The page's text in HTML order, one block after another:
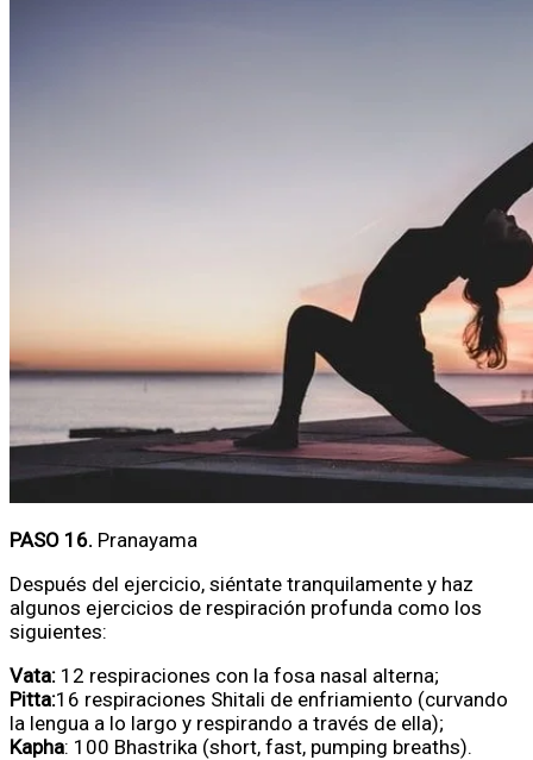
PASO 16. Pranayama
Después del ejercicio, siéntate tranquilamente y haz
algunos ejercicios de respiración profunda como los
siguientes:
Vata: 12 respiraciones con la fosa nasal alterna;
Pitta:16 respiraciones Shitali de enfriamiento (curvando
la lengua a lo largo y respirando a través de ella);
Kapha: 100 Bhastrika (short, fast, pumping breaths).